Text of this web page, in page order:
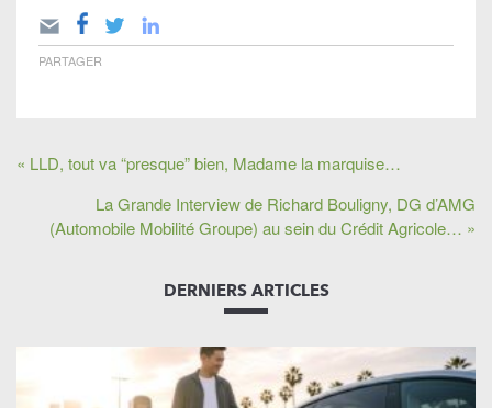
PARTAGER
« LLD, tout va “presque” bien, Madame la marquise…
La Grande Interview de Richard Bouligny, DG d’AMG
(Automobile Mobilité Groupe) au sein du Crédit Agricole… »
DERNIERS ARTICLES